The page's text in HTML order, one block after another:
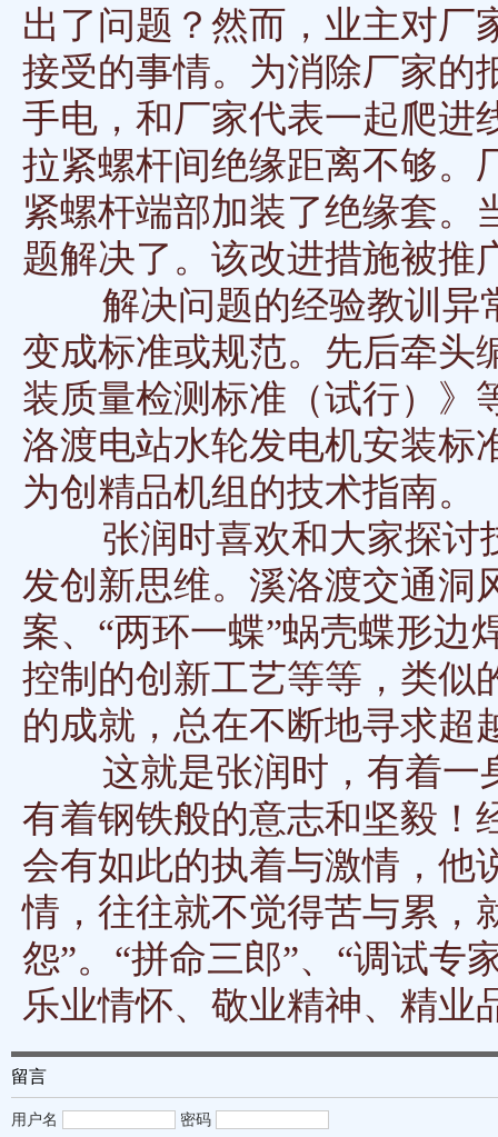
出了问题？然而，业主对厂
接受的事情。为消除厂家的
手电，和厂家代表一起爬进
拉紧螺杆间绝缘距离不够。
紧螺杆端部加装了绝缘套。
题解决了。该改进措施被推
解决问题的经验教训异
变成标准或规范。先后牵头
装质量检测标准（试行）》
洛渡电站水轮发电机安装标
为创精品机组的技术指南。
张润时喜欢和大家探讨
发创新思维。溪洛渡交通洞
案、“两环一蝶”蜗壳蝶形边
控制的创新工艺等等，类似
的成就，总在不断地寻求超
这就是张润时，有着一
有着钢铁般的意志和坚毅！
会有如此的执着与激情，他
情，往往就不觉得苦与累，
怨”。“拼命三郎”、“调试专
乐业情怀、敬业精神、精业
留言
用户名 密码